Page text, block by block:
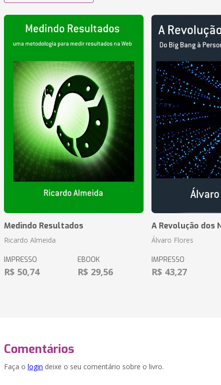
Medindo Resultados
Ricardo Almeida
IMPRESSO
R$ 50,74
EBOOK
R$ 29,56
A Revolução dos
Álvaro Flores
IMPRESSO
R$ 43,27
Comentários
Faça o login deixe o seu comentário sobre o livro.